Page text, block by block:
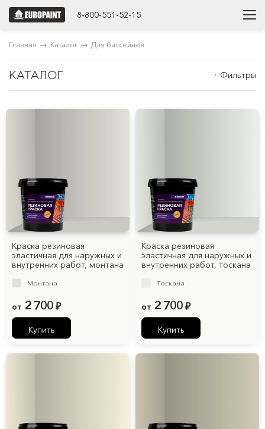
8-800-551-52-15
Главная Каталог Для бассейнов
КАТАЛОГ Фильтры
Краска резиновая
эластичная для наружных и
внутренних работ, монтана
Монтана
от 2 700 ₽
Купить
Краска резиновая
эластичная для наружных и
внутренних работ, тоскана
Тоскана
от 2 700 ₽
Купить